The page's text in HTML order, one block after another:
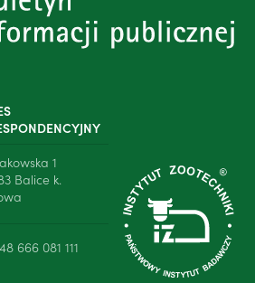
1
Balice k.
666 081 111